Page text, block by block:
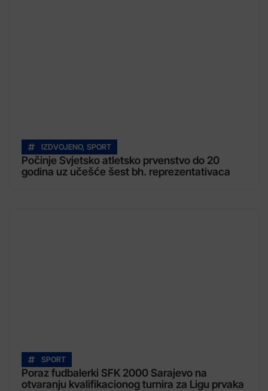
IZDVOJENO, SPORT
Počinje Svjetsko atletsko prvenstvo do 20
godina uz učešće šest bh. reprezentativaca
SPORT
Poraz fudbalerki SFK 2000 Sarajevo na
otvaranju kvalifikacionog turnira za Ligu prvaka